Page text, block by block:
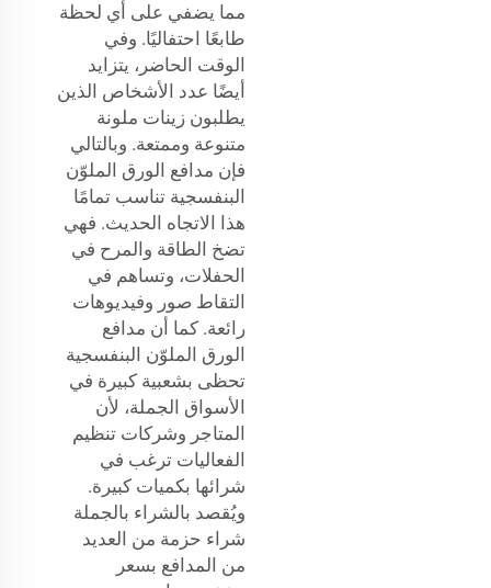
مما يضفي على أي لحظة
طابعًا احتفاليًا. وفي
الوقت الحاضر، يتزايد
أيضًا عدد الأشخاص الذين
يطلبون زينات ملونة
متنوعة وممتعة. وبالتالي
فإن مدافع الورق الملوّن
البنفسجية تناسب تمامًا
هذا الاتجاه الحديث. فهي
تضخ الطاقة والمرح في
الحفلات، وتساهم في
التقاط صور وفيديوهات
رائعة. كما أن مدافع
الورق الملوّن البنفسجية
تحظى بشعبية كبيرة في
الأسواق الجملة، لأن
المتاجر وشركات تنظيم
الفعاليات ترغب في
شرائها بكميات كبيرة.
ويُقصد بالشراء بالجملة
شراء حزمة من العديد
من المدافع بسعر